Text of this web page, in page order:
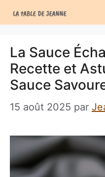
au
La Sauce
Recette et
Sauce
15 août 2025 par